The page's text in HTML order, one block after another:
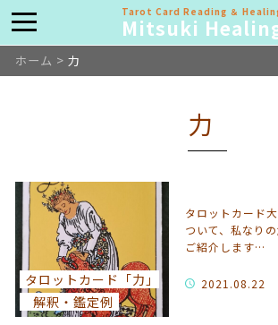
Tarot Card Reading ＆
Mitsuki
ホーム > 力
力
タロットカード「力」
解釈・鑑定例
タロットカード
ついて、私なり
ご紹介します…
2021.08.22